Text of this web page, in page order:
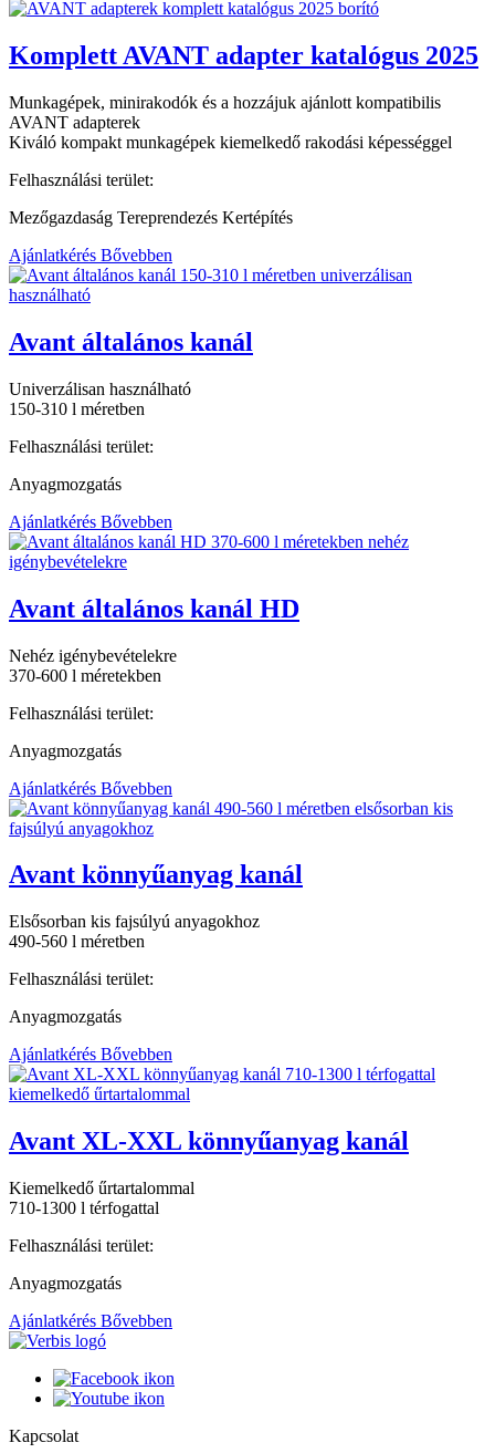
Komplett AVANT adapter katalógus 2025
Munkagépek, minirakodók és a hozzájuk ajánlott kompatibilis
AVANT adapterek
Kiváló kompakt munkagépek kiemelkedő rakodási képességgel
Felhasználási terület:
Mezőgazdaság Tereprendezés Kertépítés
Ajánlatkérés Bővebben
Avant általános kanál
Univerzálisan használható
150-310 l méretben
Felhasználási terület:
Anyagmozgatás
Ajánlatkérés Bővebben
Avant általános kanál HD
Nehéz igénybevételekre
370-600 l méretekben
Felhasználási terület:
Anyagmozgatás
Ajánlatkérés Bővebben
Avant könnyűanyag kanál
Elsősorban kis fajsúlyú anyagokhoz
490-560 l méretben
Felhasználási terület:
Anyagmozgatás
Ajánlatkérés Bővebben
Avant XL-XXL könnyűanyag kanál
Kiemelkedő űrtartalommal
710-1300 l térfogattal
Felhasználási terület:
Anyagmozgatás
Ajánlatkérés Bővebben
Kapcsolat